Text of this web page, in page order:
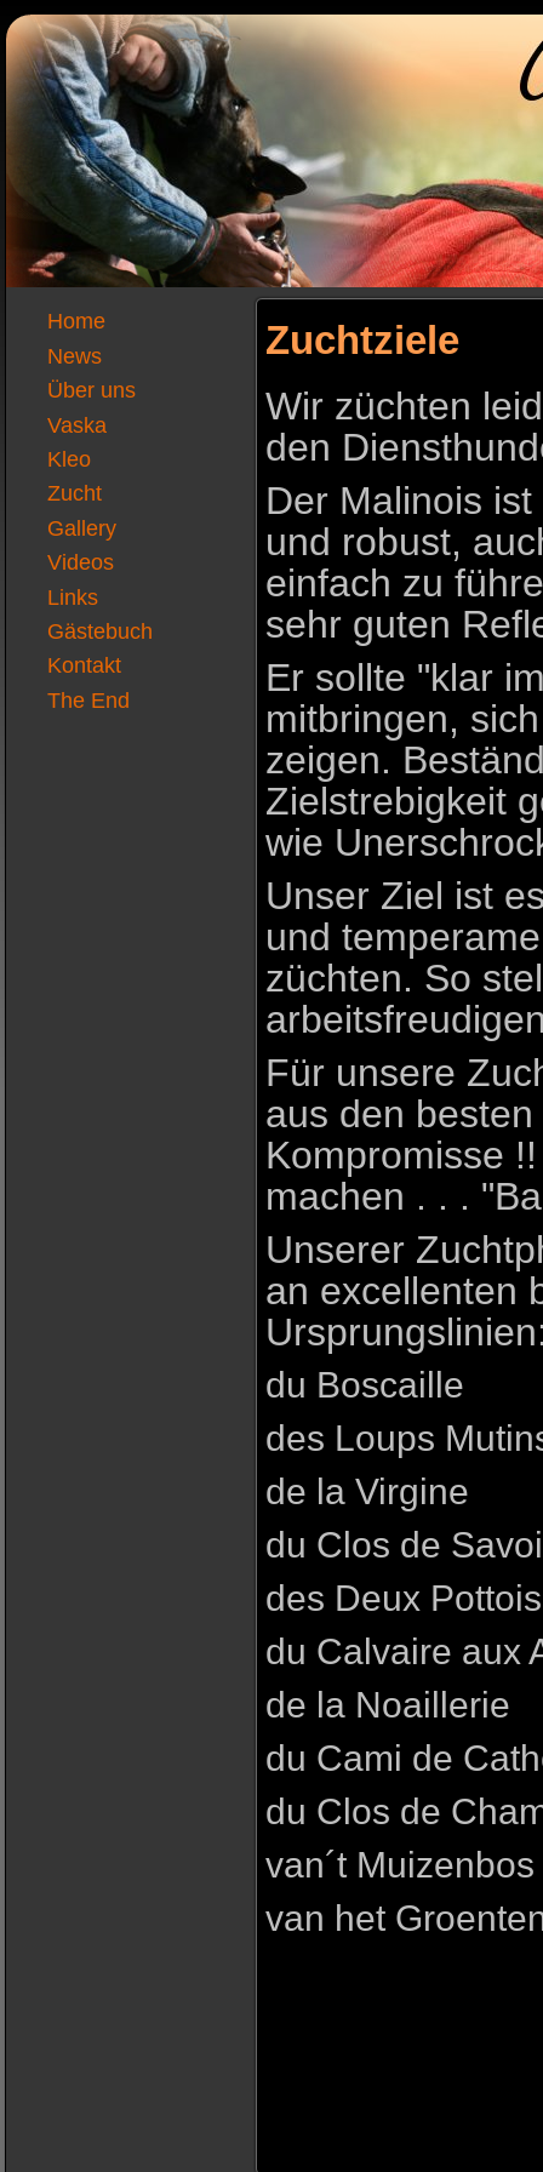
Home
News
Über uns
Vaska
Kleo
Zucht
Gallery
Videos
Links
Gästebuch
Kontakt
The End
Zuchtziele
Wir züchten
den
Der Malinois
und robust,
einfach zu
sehr guten
Er sollte "klar
mitbringen,
zeigen.
Zielstrebigkeit
wie
Unser Ziel ist
und
züchten. So
Für unsere
aus den
Kompromisse
machen . . .
Unserer
an excellenten
du Boscaille
des Loups
de la Virgine
du Clos de
des Deux Pottois
du Calvaire aux
de la Noaillerie
du Cami de
du Clos de
van´t Muizenbos
van het